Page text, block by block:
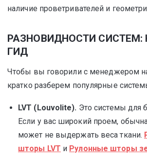
наличие проветривателей и
РАЗНОВИДНОСТИ СИСТЕМ:
ГИД
Чтобы вы говорили с менеджером
кратко разберем популярные
LVT (Louvolite). Это системы для
Если у вас широкий проем,
может не выдержать веса ткани.
шторы LVT и Рулонные шторы